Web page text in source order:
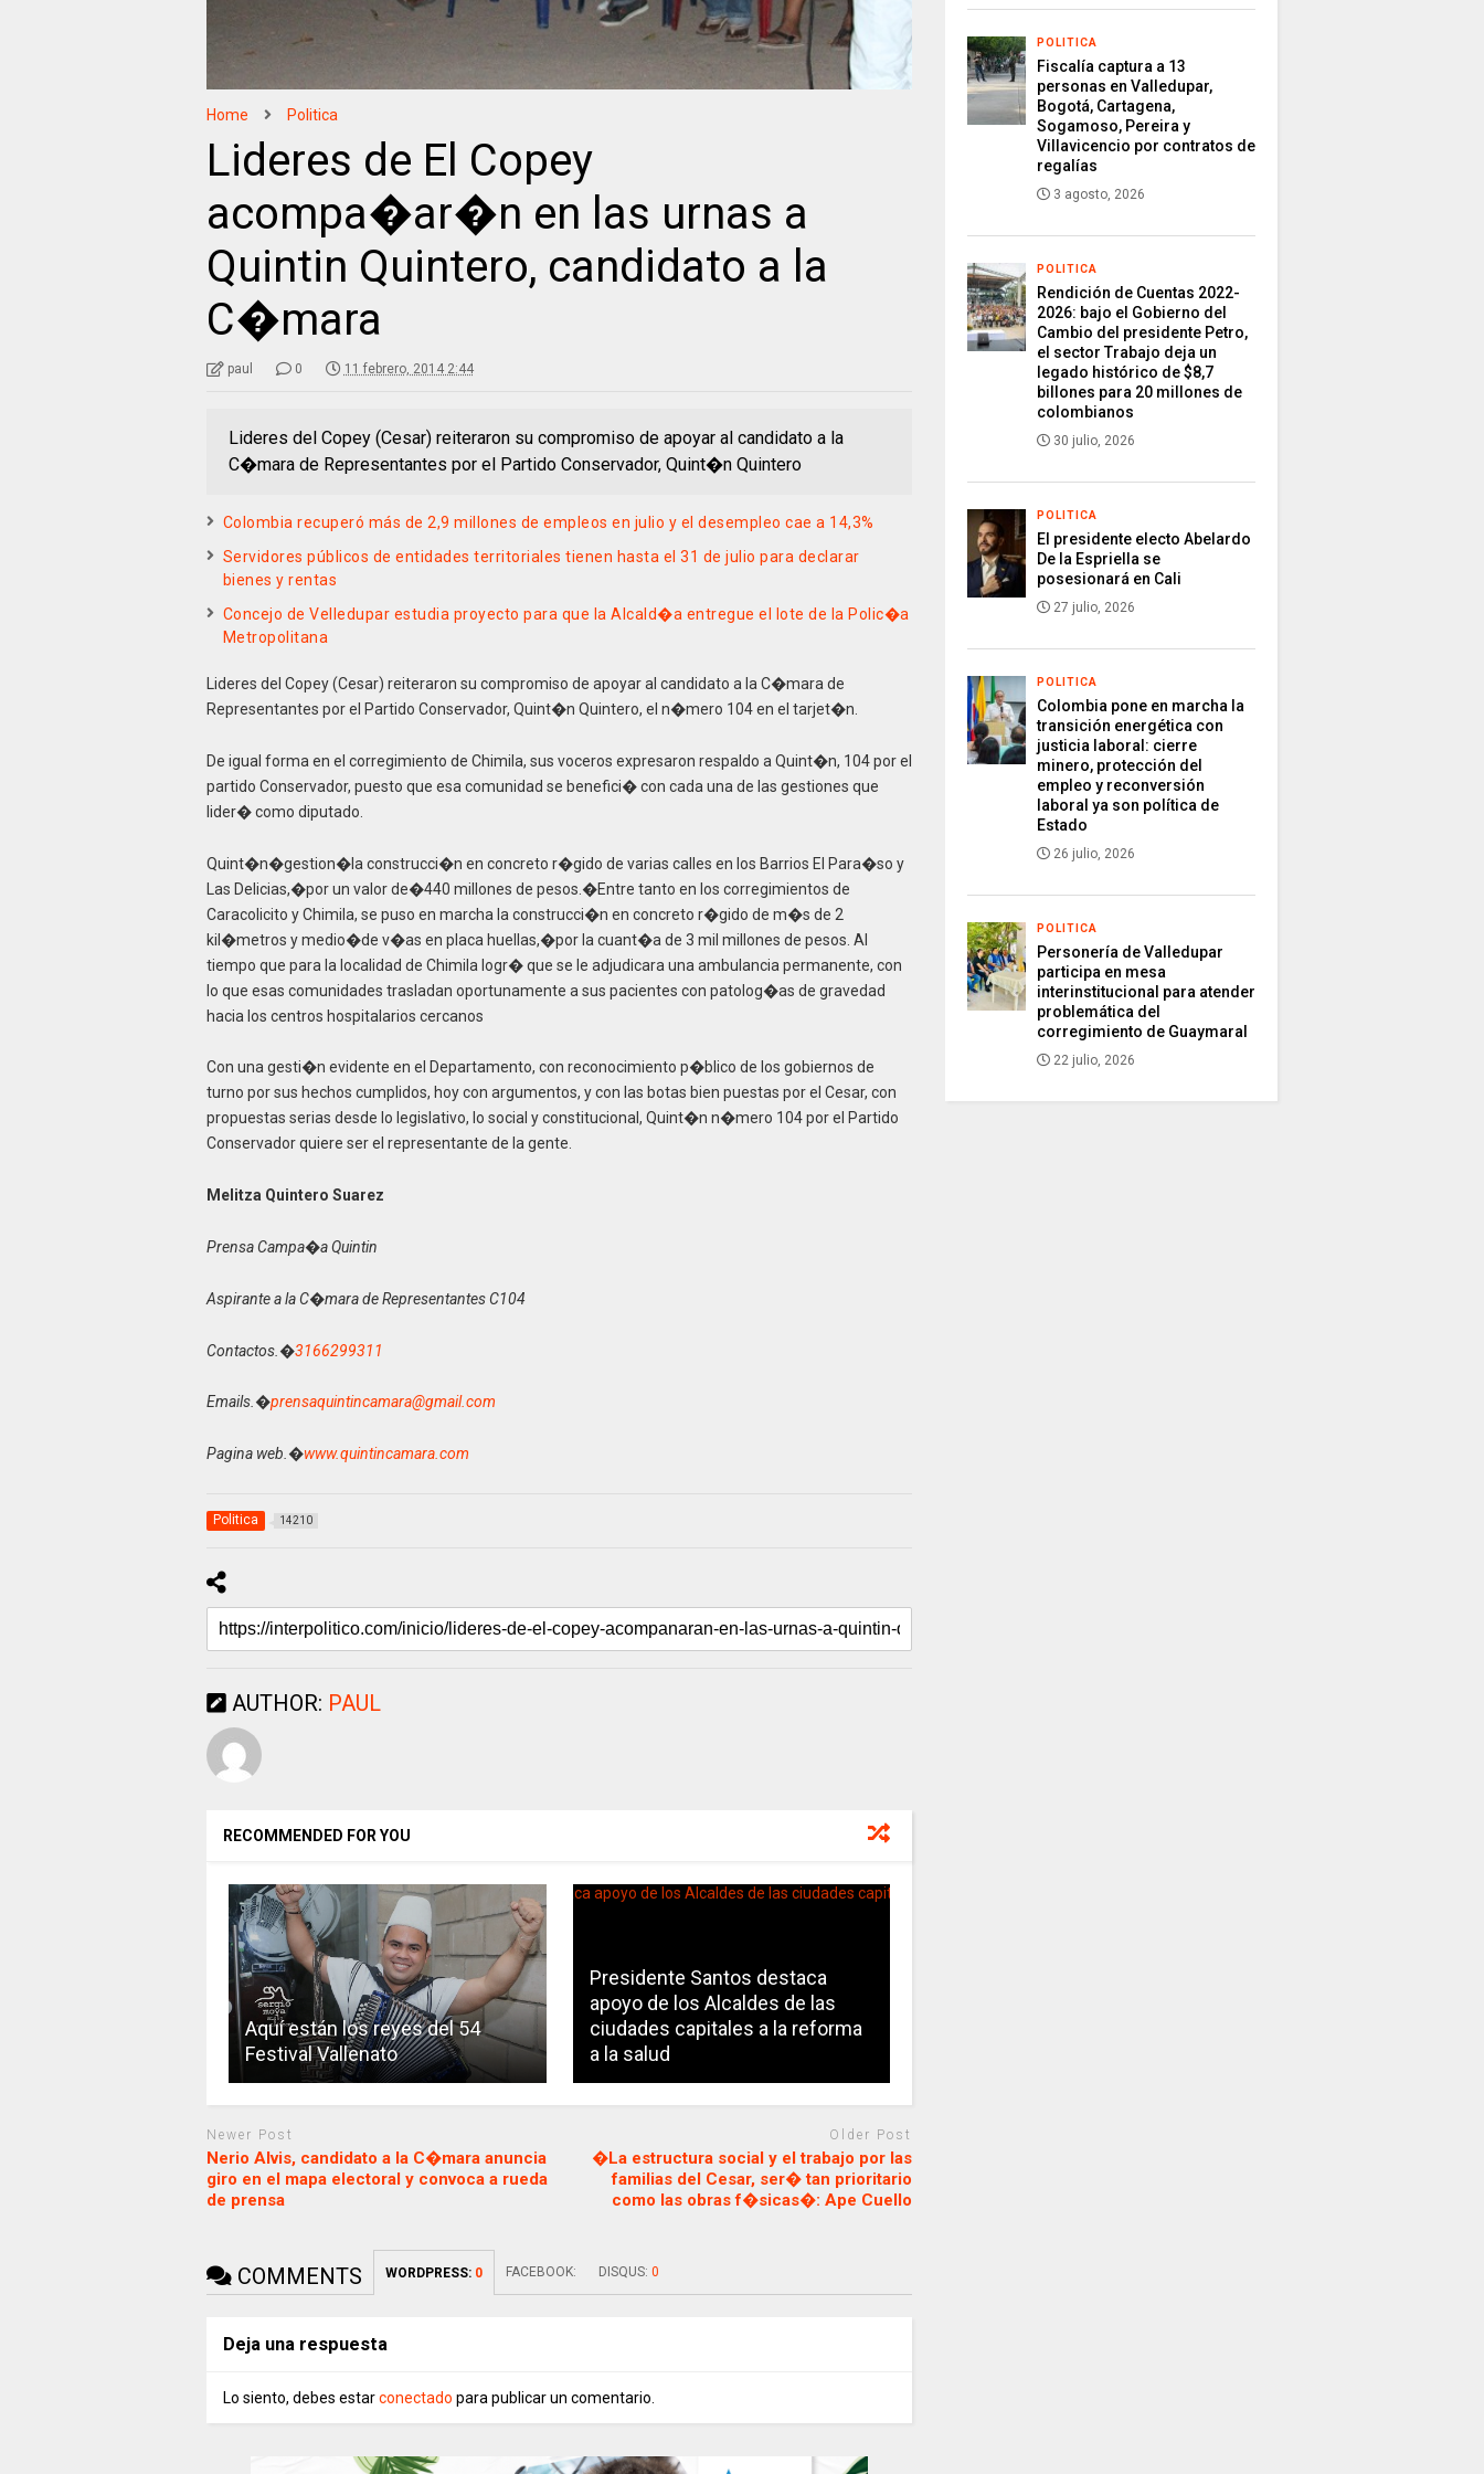
Home Politica
Lideres de El Copey
acompa�ar�n en las urnas a
Quintin Quintero, candidato a la
C�mara
paul 0 11 febrero, 2014 2:44
Lideres del Copey (Cesar) reiteraron su compromiso de apoyar al candidato a la
C�mara de Representantes por el Partido Conservador, Quint�n Quintero
Colombia recuperó más de 2,9 millones de empleos en julio y el desempleo cae a 14,3%
Servidores públicos de entidades territoriales tienen hasta el 31 de julio para declarar
bienes y rentas
Concejo de Velledupar estudia proyecto para que la Alcald�a entregue el lote de la Polic�a
Metropolitana
Lideres del Copey (Cesar) reiteraron su compromiso de apoyar al candidato a la C�mara de
Representantes por el Partido Conservador, Quint�n Quintero, el n�mero 104 en el tarjet�n.
De igual forma en el corregimiento de Chimila, sus voceros expresaron respaldo a Quint�n, 104 por el
partido Conservador, puesto que esa comunidad se benefici� con cada una de las gestiones que
lider� como diputado.
Quint�n�gestion�la construcci�n en concreto r�gido de varias calles en los Barrios El Para�so y
Las Delicias,�por un valor de�440 millones de pesos.�Entre tanto en los corregimientos de
Caracolicito y Chimila, se puso en marcha la construcci�n en concreto r�gido de m�s de 2
kil�metros y medio�de v�as en placa huellas,�por la cuant�a de 3 mil millones de pesos. Al
tiempo que para la localidad de Chimila logr� que se le adjudicara una ambulancia permanente, con
lo que esas comunidades trasladan oportunamente a sus pacientes con patolog�as de gravedad
hacia los centros hospitalarios cercanos
Con una gesti�n evidente en el Departamento, con reconocimiento p�blico de los gobiernos de
turno por sus hechos cumplidos, hoy con argumentos, y con las botas bien puestas por el Cesar, con
propuestas serias desde lo legislativo, lo social y constitucional, Quint�n n�mero 104 por el Partido
Conservador quiere ser el representante de la gente.
Melitza Quintero Suarez
Prensa Campa�a Quintin
Aspirante a la C�mara de Representantes C104
Contactos.�3166299311
Emails.�prensaquintincamara@gmail.com
Pagina web.�www.quintincamara.com
Politica 14210
AUTHOR: PAUL
RECOMMENDED FOR YOU
Aquí están los reyes del 54
Festival Vallenato
Presidente Santos destaca
apoyo de los Alcaldes de las
ciudades capitales a la reforma
a la salud
Newer Post
Nerio Alvis, candidato a la C�mara anuncia
giro en el mapa electoral y convoca a rueda
de prensa
Older Post
�La estructura social y el trabajo por las
familias del Cesar, ser� tan prioritario
como las obras f�sicas�: Ape Cuello
COMMENTS WORDPRESS: 0 FACEBOOK: DISQUS: 0
Deja una respuesta
Lo siento, debes estarconectado para publicar un comentario.
POLITICA
Fiscalía captura a 13
personas en Valledupar,
Bogotá, Cartagena,
Sogamoso, Pereira y
Villavicencio por contratos de
regalías
3 agosto, 2026
POLITICA
Rendición de Cuentas 2022-
2026: bajo el Gobierno del
Cambio del presidente Petro,
el sector Trabajo deja un
legado histórico de $8,7
billones para 20 millones de
colombianos
30 julio, 2026
POLITICA
El presidente electo Abelardo
De la Espriella se
posesionará en Cali
27 julio, 2026
POLITICA
Colombia pone en marcha la
transición energética con
justicia laboral: cierre
minero, protección del
empleo y reconversión
laboral ya son política de
Estado
26 julio, 2026
POLITICA
Personería de Valledupar
participa en mesa
interinstitucional para atender
problemática del
corregimiento de Guaymaral
22 julio, 2026